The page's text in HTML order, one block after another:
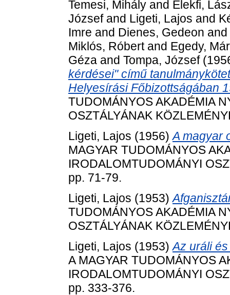
Temesi, Mihály and Elekfi,
Józsefand Ligeti, Lajos and
Imre and Dienes, Gedeon and
Miklós, Róbertand Egedy,
Géza and Tompa, József
kérdései" című
Helyesírási Főbizottságában
TUDOMÁNYOS AKADÉMIA
OSZTÁLYÁNAK
Ligeti, Lajos (1956)A magyar
MAGYAR TUDOMÁNYOS
IRODALOMTUDOMÁNYI
pp. 71-79.
Ligeti, Lajos (1953)
TUDOMÁNYOS AKADÉMIA
OSZTÁLYÁNAK
Ligeti, Lajos (1953)Az uráli
A MAGYAR TUDOMÁNYOS
IRODALOMTUDOMÁNYI
pp. 333-376.